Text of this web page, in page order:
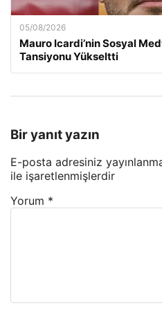
05/08/2026
Mauro Icardi’nin Sosyal
Tansiyonu Yükseltti
Bir yanıt yazın
E-posta adresiniz
ile işaretlenmişlerdir
Yorum *